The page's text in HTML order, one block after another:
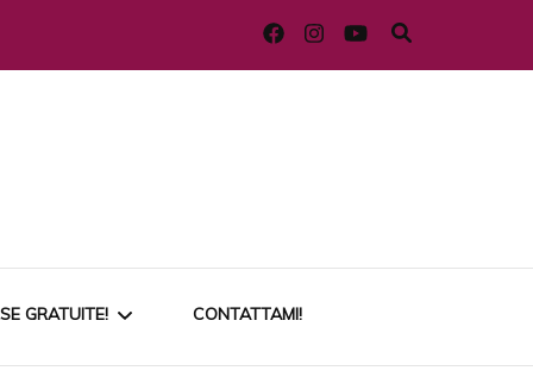
GRATUITE! CONTATTAMI!